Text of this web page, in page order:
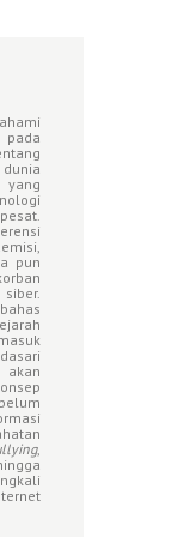
pada
pun
,